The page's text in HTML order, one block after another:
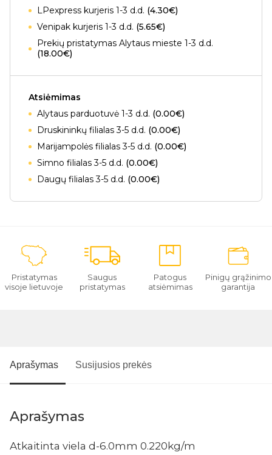
LPexpress kurjeris 1-3 d.d. (4.30€)
Venipak kurjeris 1-3 d.d. (5.65€)
Prekių pristatymas Alytaus mieste 1-3 d.d.
(18.00€)
Atsiėmimas
Alytaus parduotuvė 1-3 d.d. (0.00€)
Druskininkų filialas 3-5 d.d. (0.00€)
Marijampolės filialas 3-5 d.d. (0.00€)
Simno filialas 3-5 d.d. (0.00€)
Daugų filialas 3-5 d.d. (0.00€)
Pristatymas
visoje lietuvoje
Saugus
pristatymas
Patogus
atsiėmimas
Pinigų grąžinimo
garantija
Aprašymas Susijusios prekės
Aprašymas
Atkaitinta viela d-6.0mm 0.220kg/m